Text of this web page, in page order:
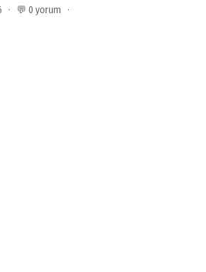
· 💬 0 yorum ·